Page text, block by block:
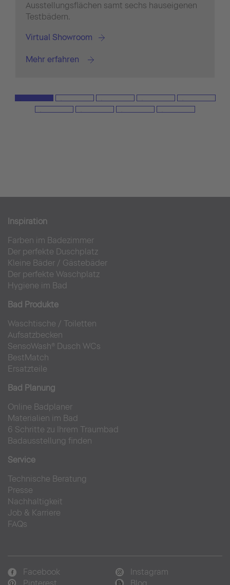
Ausstellungsflächen samt sechs hauseigenen
Testbädern.
Virtual Showroom
Mehr erfahren
Inspiration
Farben im Badezimmer
Der perfekte Duschplatz
Kleine Bäder / Gästebäder
Der perfekte Waschplatz
Hygiene im Bad
Bad Produkte
Waschtische / Toiletten
Aufsatzbecken
SensoWash® Dusch WCs
BestMatch
Ersatzteile
Bad Planung
Online Badplaner
Materialien im Bad
6 Schritte zu Ihrem Traumbad
Badausstellung finden
Service
Technische Beratung
Presse
Nachhaltigkeit
Job & Karriere
FAQs
Facebook
Instagram